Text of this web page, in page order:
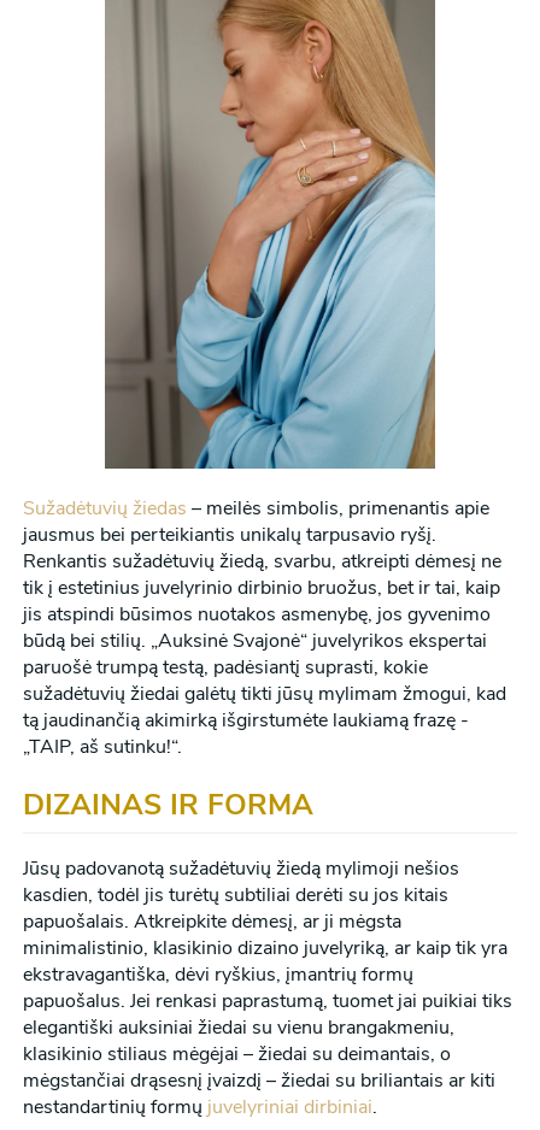
Sužadėtuvių žiedas – meilės simbolis, primenantis apie
jausmus bei perteikiantis unikalų tarpusavio ryšį.
Renkantis sužadėtuvių žiedą, svarbu, atkreipti dėmesį ne
tik į estetinius juvelyrinio dirbinio bruožus, bet ir tai, kaip
jis atspindi būsimos nuotakos asmenybę, jos gyvenimo
būdą bei stilių. „Auksinė Svajonė“ juvelyrikos ekspertai
paruošė trumpą testą, padėsiantį suprasti, kokie
sužadėtuvių žiedai galėtų tikti jūsų mylimam žmogui, kad
tą jaudinančią akimirką išgirstumėte laukiamą frazę -
„TAIP, aš sutinku!“.
DIZAINAS IR FORMA
Jūsų padovanotą sužadėtuvių žiedą mylimoji nešios
kasdien, todėl jis turėtų subtiliai derėti su jos kitais
papuošalais. Atkreipkite dėmesį, ar ji mėgsta
minimalistinio, klasikinio dizaino juvelyriką, ar kaip tik yra
ekstravagantiška, dėvi ryškius, įmantrių formų
papuošalus. Jei renkasi paprastumą, tuomet jai puikiai tiks
elegantiški auksiniai žiedai su vienu brangakmeniu,
klasikinio stiliaus mėgėjai – žiedai su deimantais, o
mėgstančiai drąsesnį įvaizdį – žiedai su briliantais ar kiti
nestandartinių formų juvelyriniai dirbiniai.